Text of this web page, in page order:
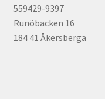
559429-9397
Runöbacken 16
184 41 Åkersberga